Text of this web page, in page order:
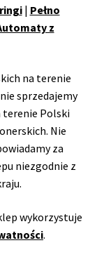
| Pełno
z
na terenie
sprzedajemy
terenie Polski
Nie
za
niezgodnie z
wykorzystuje
.